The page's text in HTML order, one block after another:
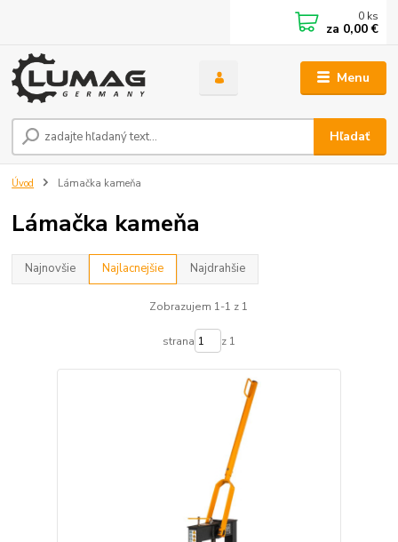
Menu
Hľadať
0 ks
za 0,00 €
Úvod Lámačka kameňa
Lámačka kameňa
Najnovšie Najlacnejšie Najdrahšie
Zobrazujem 1-1 z 1
strana z 1